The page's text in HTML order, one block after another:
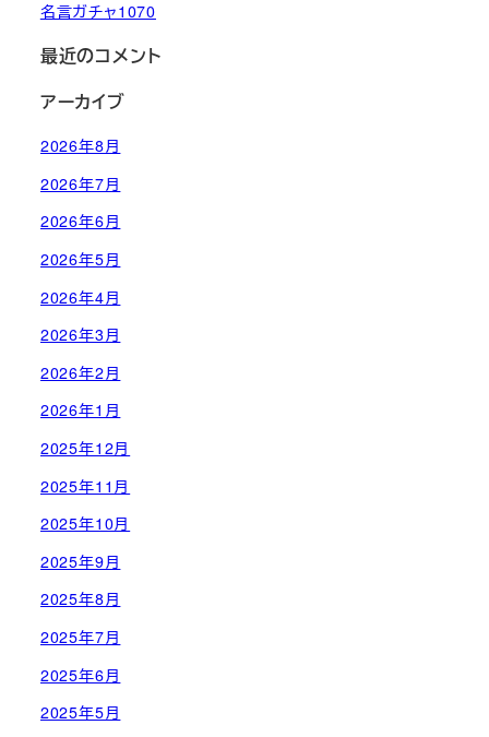
名言ガチャ1070
最近のコメント
アーカイブ
2026年8月
2026年7月
2026年6月
2026年5月
2026年4月
2026年3月
2026年2月
2026年1月
2025年12月
2025年11月
2025年10月
2025年9月
2025年8月
2025年7月
2025年6月
2025年5月